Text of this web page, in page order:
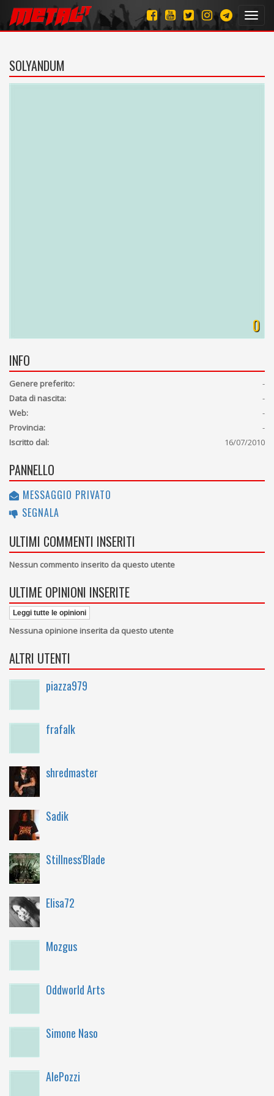
SOLYANDUM
0
INFO
Genere preferito:
-
Data di nascita:
-
Web:
-
Provincia:
-
Iscritto dal:
16/07/2010
PANNELLO
MESSAGGIO PRIVATO
SEGNALA
ULTIMI COMMENTI INSERITI
Nessun commento inserito da questo utente
ULTIME OPINIONI INSERITE
Leggi tutte le opinioni
Nessuna opinione inserita da questo utente
ALTRI UTENTI
piazza979
frafalk
shredmaster
Sadik
Stillness'Blade
Elisa72
Mozgus
Oddworld Arts
Simone Naso
AlePozzi